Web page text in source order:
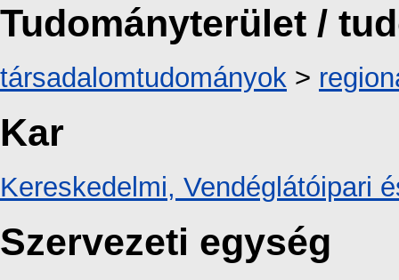
Tudományterület /
társadalomtudományok >
Kar
Kereskedelmi, Vendéglátóipari
Szervezeti egység